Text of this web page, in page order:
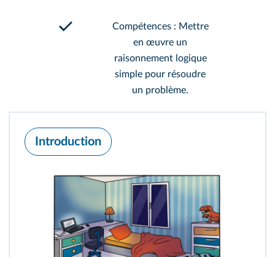
Compétences : Mettre
en œuvre un
raisonnement logique
simple pour résoudre
un problème.
Introduction